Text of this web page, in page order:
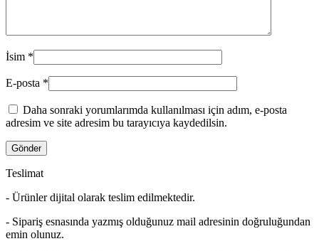
İsim *
E-posta *
Daha sonraki yorumlarımda kullanılması için adım, e-posta
adresim ve site adresim bu tarayıcıya kaydedilsin.
Teslimat
- Ürünler dijital olarak teslim edilmektedir.
- Sipariş esnasında yazmış olduğunuz mail adresinin doğruluğundan
emin olunuz.